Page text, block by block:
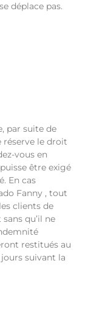
déplace pas.
par suite de
réserve le droit
vous en
être exigé
En cas
Fanny , tout
clients de
qu’il ne
restitués au
suivant la